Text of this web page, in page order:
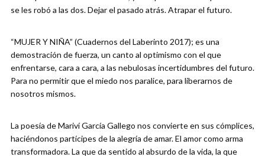
se les robó a las dos. Dejar el pasado atrás. Atrapar el futuro.
“MUJER Y NIÑA” (Cuadernos del Laberinto 2017); es una
demostración de fuerza, un canto al optimismo con el que
enfrentarse, cara a cara, a las nebulosas incertidumbres del futuro.
Para no permitir que el miedo nos paralice, para liberarnos de
nosotros mismos.
La poesía de Mariví García Gallego nos convierte en sus cómplices,
haciéndonos partícipes de la alegría de amar. El amor como arma
transformadora. La que da sentido al absurdo de la vida, la que